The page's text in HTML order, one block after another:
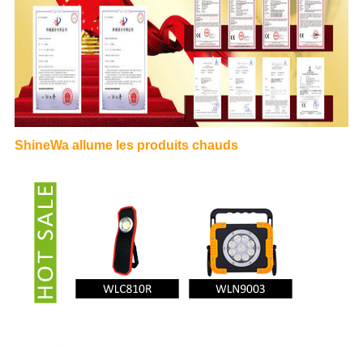
ShineWa allume les produits chauds